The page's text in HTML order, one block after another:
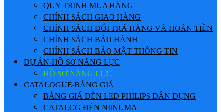
QUY TRÌNH MUA HÀNG
CHÍNH SÁCH GIAO HÀNG
CHÍNH SÁCH ĐỔI TRẢ HÀNG VÀ HOÀN TIỀN
CHÍNH SÁCH BẢO HÀNH
CHÍNH SÁCH BẢO MẬT THÔNG TIN
DỰ ÁN-HỒ SƠ NĂNG LỰC
HỒ SƠ NĂNG LỰC
CATALOGUE-BẢNG GIÁ
BẢNG GIÁ ĐÈN LED PHILIPS DÂN DỤNG
CATALOG ĐÈN NIINUMA